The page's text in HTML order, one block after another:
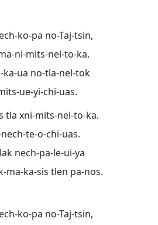
ko-pa no-Taj-tsin,
ni-mits-nel-to-ka.
ka-ua no-tla-nel-tok
ue-yi-chi-uas.
tla xni-mits-nel-to-ka.
te-o-chi-uas.
nech-pa-le-ui-ya
ma-ka-sis tlen pa-nos.
ko-pa no-Taj-tsin,